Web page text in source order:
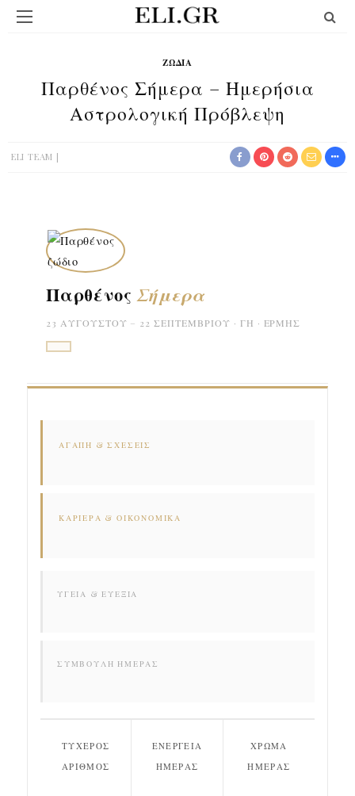
ΖΏΔΙΑ
Παρθένος Σήμερα – Ημερήσια
Αστρολογική Πρόβλεψη
ELI TEAM
ΠαρθένοςΣήμερα
23 ΑΥΓΟΎΣΤΟΥ – 22 ΣΕΠΤΕΜΒΡΊΟΥ · ΓΗ · ΕΡΜΉΣ
ΑΓΆΠΗ & ΣΧΈΣΕΙΣ
ΚΑΡΙΈΡΑ & ΟΙΚΟΝΟΜΙΚΆ
ΥΓΕΊΑ & ΕΥΕΞΊΑ
ΣΥΜΒΟΥΛΉ ΗΜΈΡΑΣ
ΤΥΧΕΡΌΣ
ΑΡΙΘΜΌΣ
ΕΝΈΡΓΕΙΑ
ΗΜΈΡΑΣ
ΧΡΏΜΑ
ΗΜΈΡΑΣ